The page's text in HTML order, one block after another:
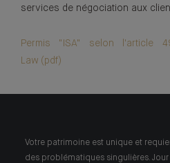
services de négociation aux
Permis "ISA" selon l'article
Law (pdf)
Votre patrimoine est unique et
des problématiques singulières.